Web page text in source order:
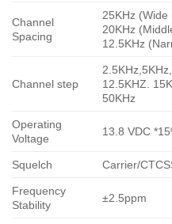
Channel
Spacing
25KHz (Wide
20KHz
12.5KHz
Channel step
12.5KHZ.
50KHz
Operating
Voltage
13.8 VDC
Squelch Carrier/
Frequency
Stability
±2.5ppm